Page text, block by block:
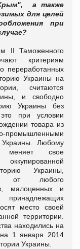
а также
для целей
при
II Таможенного
критериям
переработанных
Украины на
считаются
и свободно
Украины без
при условии
товара из
промышленными
Украины. Любому
меняет свое
Украины,
от любого
малоценных и
принадлежащих
место своей
территории.
находились на
1 января 2014
Украины.